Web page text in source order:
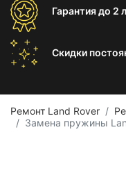
Гарантиядо 2
Скидки
Ремонт Land Rover
Замена пружины